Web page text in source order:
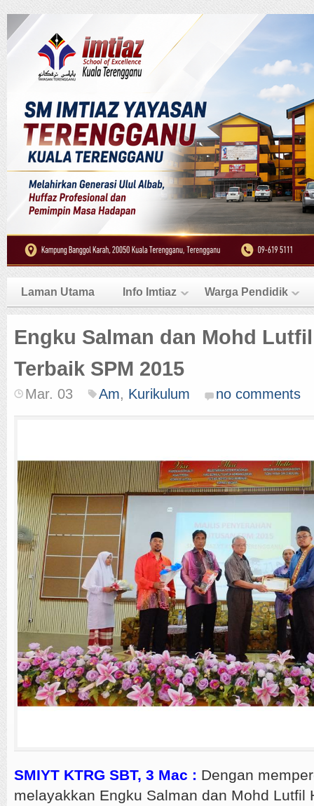
Laman Utama Info Imtiaz Warga Pendidik
Engku Salman dan Mohd
Terbaik SPM 2015
Mar. 03 Am, Kurikulum no comments
SMIYT KTRG SBT, 3 Mac : Dengan
melayakkan Engku Salman dan Mohd Lutfil